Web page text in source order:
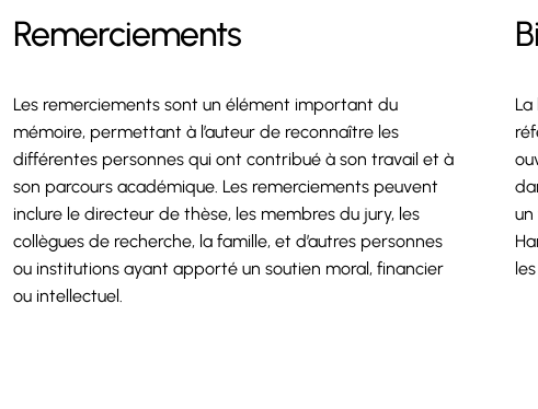
Remerciements
Les remerciements sont un élément important du
mémoire, permettant à l’auteur de reconnaître les
différentes personnes qui ont contribué à son travail et à
son parcours académique. Les remerciements peuvent
inclure le directeur de thèse, les membres du jury, les
collègues de recherche, la famille, et d’autres personnes
ou institutions ayant apporté un soutien moral, financier
ou intellectuel.
un